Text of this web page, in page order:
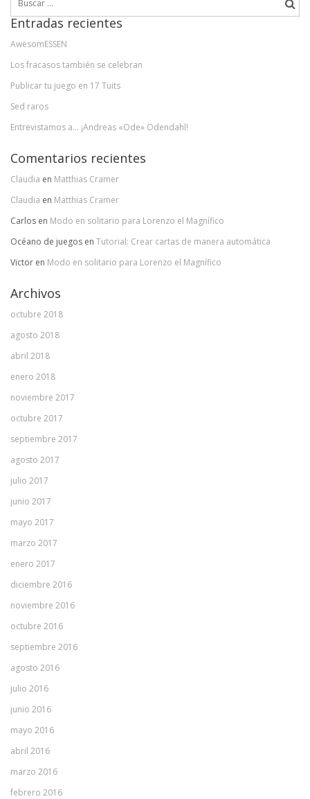
Entradas recientes
AwesomESSEN
Los fracasos también se celebran
Publicar tu juego en 17 Tuits
Sed raros
Entrevistamos a… ¡Andreas «Ode» Odendahl!
Comentarios recientes
Claudia en Matthias Cramer
Claudia en Matthias Cramer
Carlos en Modo en solitario para Lorenzo el Magnífico
Océano de juegos en Tutorial: Crear cartas de manera automática
Victor en Modo en solitario para Lorenzo el Magnífico
Archivos
octubre 2018
agosto 2018
abril 2018
enero 2018
noviembre 2017
octubre 2017
septiembre 2017
agosto 2017
julio 2017
junio 2017
mayo 2017
marzo 2017
enero 2017
diciembre 2016
noviembre 2016
octubre 2016
septiembre 2016
agosto 2016
julio 2016
junio 2016
mayo 2016
abril 2016
marzo 2016
febrero 2016